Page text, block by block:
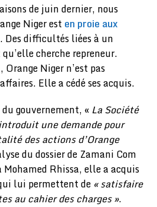
de juin dernier, nous
Niger est en proie aux
. Des difficultés liées à un
cherche repreneur.
Niger n’est pas
Elle a cédé ses acquis.
gouvernement, « La Société
une demande pour
des actions d’Orange
du dossier de Zamani Com
Rhissa, elle a acquis
lui permettent de « satisfaire
au cahier des charges ».